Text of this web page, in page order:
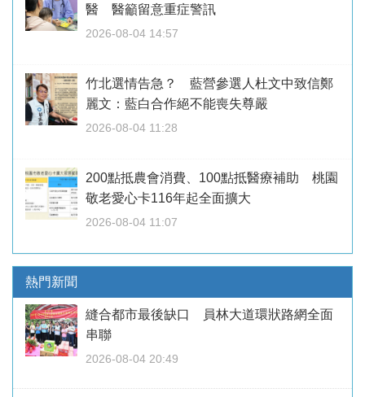
醫 醫籲留意重症警訊
2026-08-04 14:57
竹北選情告急？ 藍營參選人杜文中致信鄭
麗文：藍白合作絕不能喪失尊嚴
2026-08-04 11:28
200點抵農會消費、100點抵醫療補助 桃園
敬老愛心卡116年起全面擴大
2026-08-04 11:07
熱門新聞
縫合都市最後缺口 員林大道環狀路網全面
串聯
2026-08-04 20:49